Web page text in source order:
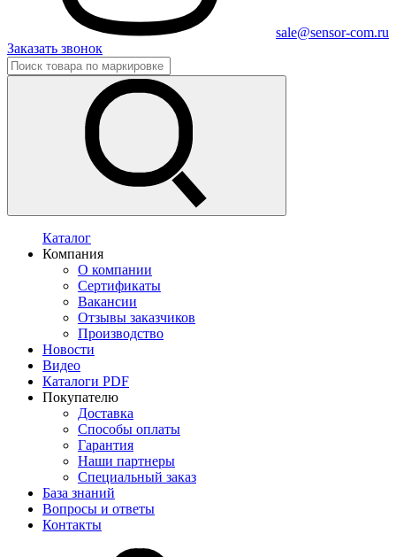
sale@sensor-com.ru
Заказать звонок
Каталог
Компания
О компании
Сертификаты
Вакансии
Отзывы заказчиков
Производство
Новости
Видео
Каталоги PDF
Покупателю
Доставка
Способы оплаты
Гарантия
Наши партнеры
Специальный заказ
База знаний
Вопросы и ответы
Контакты